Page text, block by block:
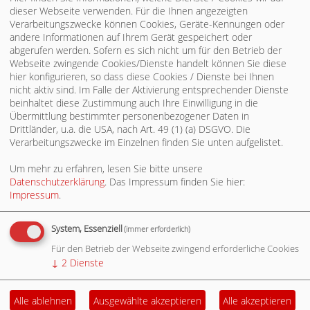
entsenden. Am 21.10.2014 war die konstituierende
Sitzung des neuen Bezirksbeirats für den Stadtbezirk
Zuffenhausen. Die SPD-Ortsvereine Zuffenhausen und Rot
haben folgende Genossinnen und Genossen für den
Bezirksbeirat nominiert:
Ordentliche Mitglieder:
Tobias Haubensak
E-Mail: tobias_haubensak(at)yahoo.de
E-Mail:hgkerler(at)web.de
Mert Öztürk
Stellvertretende Mitglieder:
Hakan Kilic
Anja Haubensak
dieser Webseite verwenden. Für die Ihnen angezeigten
Verarbeitungszwecke können Cookies, Geräte-Kennungen oder
andere Informationen auf Ihrem Gerät gespeichert oder
abgerufen werden. Sofern es sich nicht um für den Betrieb der
Webseite zwingende Cookies/Dienste handelt können Sie diese
hier konfigurieren, so dass diese Cookies / Dienste bei Ihnen
nicht aktiv sind. Im Falle der Aktivierung entsprechender Dienste
beinhaltet diese Zustimmung auch Ihre Einwilligung in die
Übermittlung bestimmter personenbezogener Daten in
Drittländer, u.a. die USA, nach Art. 49 (1) (a) DSGVO. Die
Verarbeitungszwecke im Einzelnen finden Sie unten aufgelistet.
Um mehr zu erfahren, lesen Sie bitte unsere
Datenschutzerklärung. Das Impressum finden Sie hier:
Impressum.
System, Essenziell(immer erforderlich)
Für den Betrieb der Webseite zwingend erforderliche Cookies
↓ 2 Dienste
Alle ablehnen Ausgewählte akzeptieren Alle akzeptieren